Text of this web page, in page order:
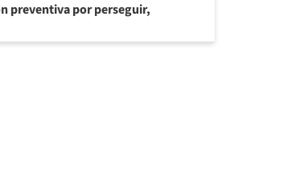
preventiva por perseguir,